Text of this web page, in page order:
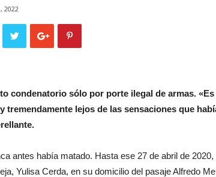
2022
condenatorio sólo por porte ilegal de armas.
tremendamente lejos de las sensaciones que
antes había matado. Hasta ese 27 de abril de
Yulisa Cerda, en su domicilio del pasaje Alfredo